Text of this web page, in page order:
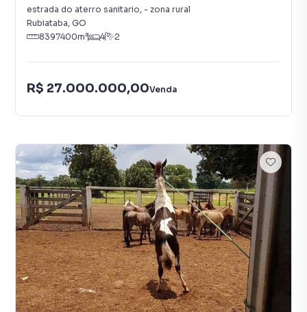
estrada do aterro sanitario, - zona rural
Rubiataba, GO
8397400m² 4 2
R$ 27.000.000,00Venda